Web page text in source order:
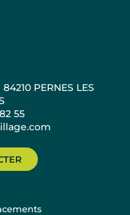
PERNES LES
55